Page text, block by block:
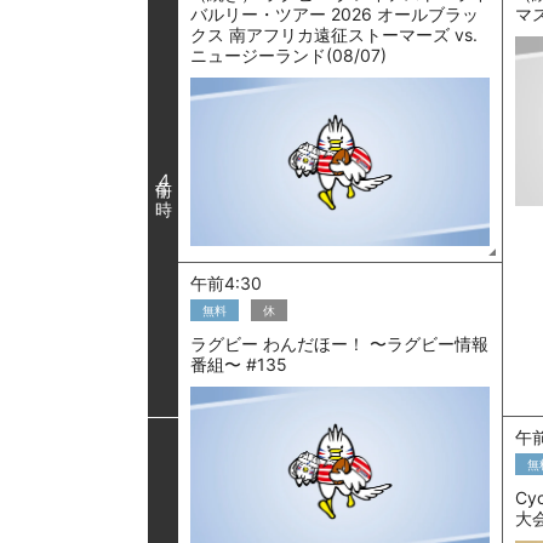
4
バルリー・ツアー 2026 オールブラッ
クス 南アフリカ遠征ストーマーズ vs.
ニュージーランド(08/07)
マ
午前4:30
無料 休
ラグビー わんだほー！ 〜ラグビー情報
番組〜 #135
午
無
大